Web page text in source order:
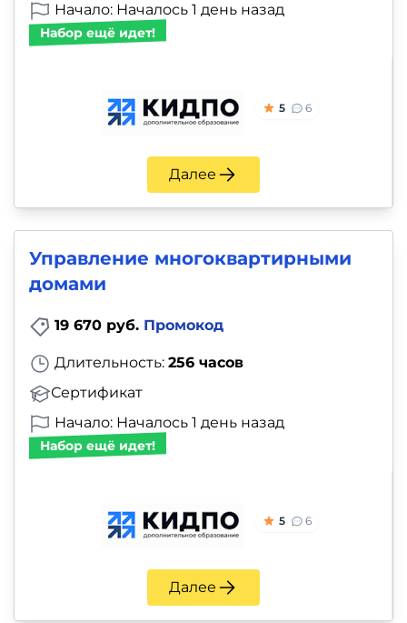
Начало: Началось 1 день назад
Набор ещё идет!
5 6
Далее
Управление многоквартирными
домами
19 670 руб. Промокод
Длительность: 256 часов
Сертификат
Начало: Началось 1 день назад
Набор ещё идет!
5 6
Далее